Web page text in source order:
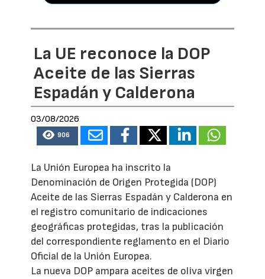
La UE reconoce la DOP
Aceite de las Sierras
Espadán y Calderona
03/08/2026
906
La Unión Europea ha inscrito la
Denominación de Origen Protegida (DOP)
Aceite de las Sierras Espadán y Calderona en
el registro comunitario de indicaciones
geográficas protegidas, tras la publicación
del correspondiente reglamento en el Diario
Oficial de la Unión Europea.
La nueva DOP ampara aceites de oliva virgen